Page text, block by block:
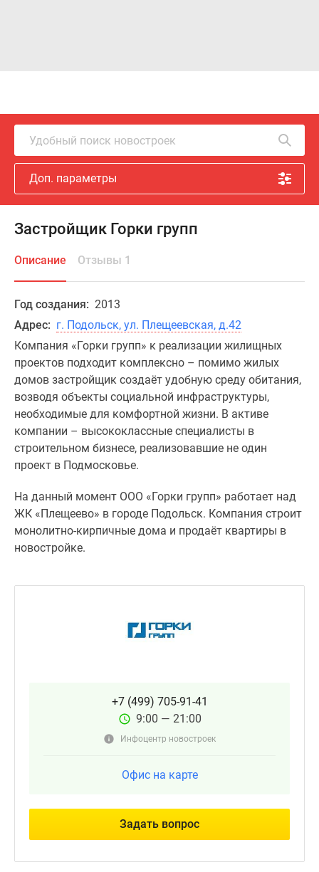
Удобный поиск новостроек
Доп. параметры
Застройщик Горки групп
Описание Отзывы 1
Год создания: 2013
Адрес: г. Подольск, ул. Плещеевская, д.42
Компания «Горки групп» к реализации жилищных
проектов подходит комплексно – помимо жилых
домов застройщик создаёт удобную среду обитания,
возводя объекты социальной инфраструктуры,
необходимые для комфортной жизни. В активе
компании – высококлассные специалисты в
строительном бизнесе, реализовавшие не один
проект в Подмосковье.
На данный момент ООО «Горки групп» работает над
ЖК «Плещеево» в городе Подольск. Компания строит
монолитно-кирпичные дома и продаёт квартиры в
новостройке.
+7 (499) 705-91-41
9:00 — 21:00
Инфоцентр новостроек
Офис на карте
Задать вопрос